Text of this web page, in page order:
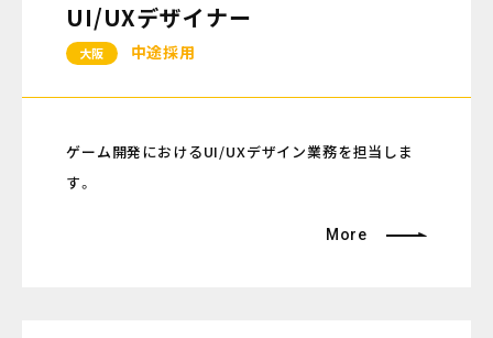
UI/UXデザイナー
大阪 中途採用
ゲーム開発におけるUI/UXデザイン業務を担当しま
す。
More